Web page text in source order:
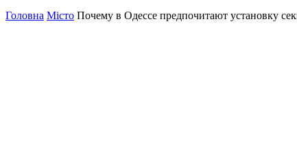
Головна Місто Почему в Одессе предпочитают установку